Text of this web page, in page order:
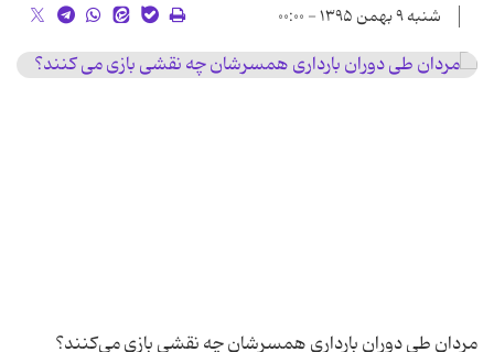
شنبه ۹ بهمن ۱۳۹۵ - ۰۰:۰۰